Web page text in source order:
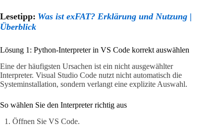
Lesetipp: Was ist exFAT? Erklärung und Nutzung |
Überblick
Lösung 1: Python-Interpreter in VS Code korrekt auswählen
Eine der häufigsten Ursachen ist ein nicht ausgewählter
Interpreter. Visual Studio Code nutzt nicht automatisch die
Systeminstallation, sondern verlangt eine explizite Auswahl.
So wählen Sie den Interpreter richtig aus
Öffnen Sie VS Code.